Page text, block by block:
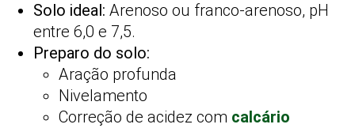
Solo ideal: Arenoso ou franco-arenoso, pH
entre 6,0 e 7,5.
Preparo do solo:
Aração profunda
Nivelamento
Correção de acidez com calcário